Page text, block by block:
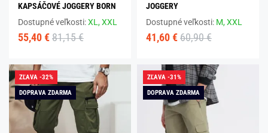
KAPSÁČOVÉ JOGGERY BORN
Dostupné veľkosti:XL,XXL
55,40 € 81,15 €
JOGGERY
Dostupné veľkosti: M,XXL
41,60 € 60,90 €
ZĽAVA -32%
DOPRAVA ZDARMA
ZĽAVA -31%
DOPRAVA ZDARMA